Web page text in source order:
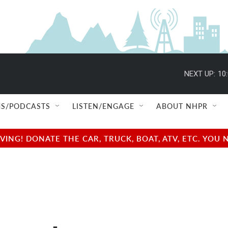
NEXT UP:
PODCASTS LISTEN/ENGAGE ABOUT NHPR
DONATE THE CAR, TRUCK, BOAT, ATV, ETC.